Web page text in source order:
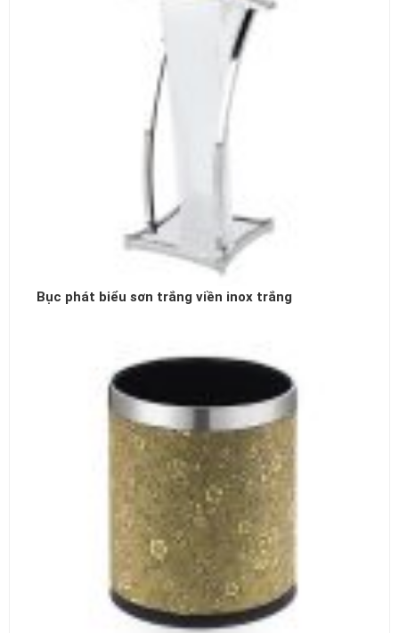
Bục phát biểu sơn trắng viền inox trắng